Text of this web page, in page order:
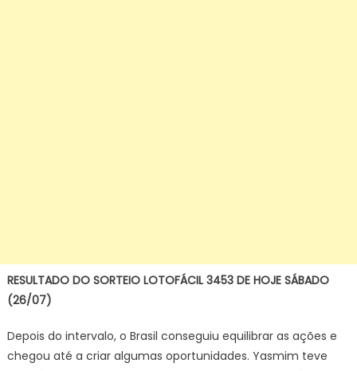
RESULTADO DO SORTEIO LOTOFÁCIL 3453 DE HOJE SÁBADO
(26/07)
Depois do intervalo, o Brasil conseguiu equilibrar as ações e
chegou até a criar algumas oportunidades. Yasmim teve